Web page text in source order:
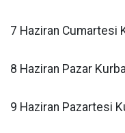
7 Haziran Cumartesi
8 Haziran Pazar
9 Haziran Pazartesi